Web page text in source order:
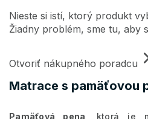
Matrace s pamäťovou
Nieste si istí, ktorý produkt
Žiadny problém, sme tu, aby
Otvoriť nákupného poradcu
Pamäťová pena , ktorá je